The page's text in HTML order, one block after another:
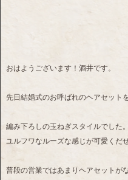
おはようございます！酒井です。
先日結婚式のお呼ばれのヘアセット
編み下ろしの玉ねぎスタイルでした。
ユルフワなルーズな感じが可愛くだ
普段の営業ではあまりヘアセットが